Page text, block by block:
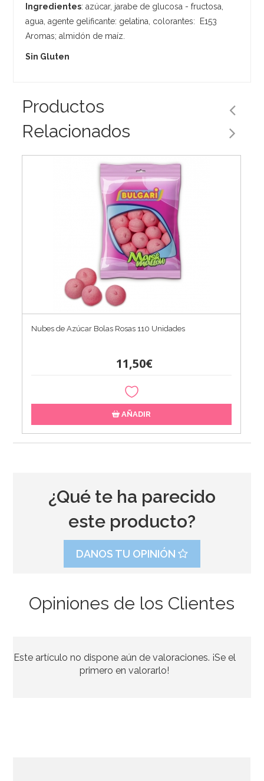
Ingredientes: azúcar, jarabe de glucosa - fructosa,
agua, agente gelificante: gelatina, colorantes: E153
Aromas; almidón de maíz.
Sin Gluten
Productos
Relacionados
Nubes de Azúcar Bolas Rosas 110 Unidades
11,50€
AÑADIR
11,50€
¿Qué te ha parecido
este producto?
DANOS TU OPINIÓN
Opiniones de los Clientes
Este artículo no dispone aún de valoraciones. ¡Se el
primero en valorarlo!